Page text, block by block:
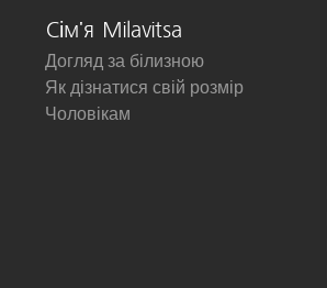
Сім'я Milavitsa
Догляд за білизною
Як дізнатися свій розмір
Чоловікам